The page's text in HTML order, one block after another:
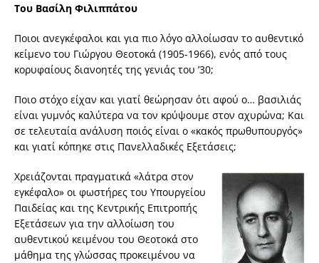
Του Βασίλη Φιλιππάτου
Ποιοι ανεγκέφαλοι και για πιο λόγο αλλοίωσαν το αυθεντικό
κείμενο του Γιώργου Θεοτοκά (1905-1966), ενός από τους
κορυφαίους διανοητές της γενιάς του ’30;
Ποιο στόχο είχαν και γιατί θεώρησαν ότι αφού ο… βασιλιάς
είναι γυμνός καλύτερα να τον κρύψουμε στον αχυρώνα; Και
σε τελευταία ανάλυση ποιός είναι ο «κακός πρωθυπουργός»
και γιατί κόπηκε στις Πανελλαδικές Εξετάσεις;
Χρειάζονται πραγματικά «λάτρα στον
εγκέφαλο» οι φωστήρες του Υπουργείου
Παιδείας και της Κεντρικής Επιτροπής
Εξετάσεων για την αλλοίωση του
αυθεντικού κειμένου του Θεοτοκά στο
μάθημα της γλώσσας προκειμένου να